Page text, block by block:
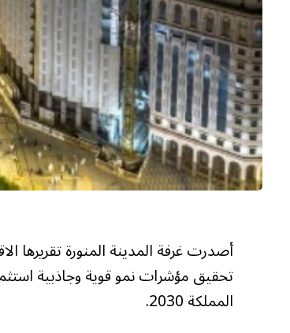
تحقيق مؤشرات نمو قوية وجاذبية
المملكة 2030.